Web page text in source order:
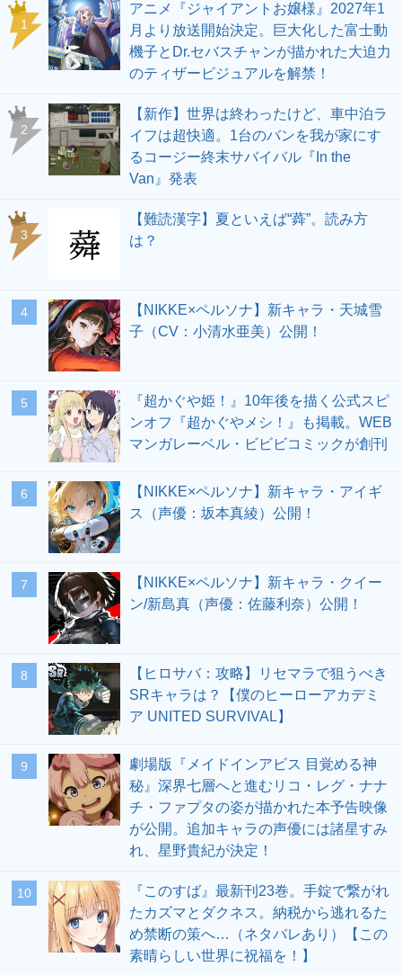
1
アニメ『ジャイアントお嬢様』2027年1
月より放送開始決定。巨大化した富士動
機子とDr.セバスチャンが描かれた大迫力
のティザービジュアルを解禁！
2
【新作】世界は終わったけど、車中泊ラ
イフは超快適。1台のバンを我が家にす
るコージー終末サバイバル『In the
Van』発表
3
【難読漢字】夏といえば“蕣”。読み方
は？
4
【NIKKE×ペルソナ】新キャラ・天城雪
子（CV：小清水亜美）公開！
5
『超かぐや姫！』10年後を描く公式スピ
ンオフ『超かぐやメシ！』も掲載。WEB
マンガレーベル・ビビビコミックが創刊
6
【NIKKE×ペルソナ】新キャラ・アイギ
ス（声優：坂本真綾）公開！
7
【NIKKE×ペルソナ】新キャラ・クイー
ン/新島真（声優：佐藤利奈）公開！
8
【ヒロサバ：攻略】リセマラで狙うべき
SRキャラは？【僕のヒーローアカデミ
ア UNITED SURVIVAL】
9
劇場版『メイドインアビス 目覚める神
秘』深界七層へと進むリコ・レグ・ナナ
チ・ファプタの姿が描かれた本予告映像
が公開。追加キャラの声優には諸星すみ
れ、星野貴紀が決定！
10
『このすば』最新刊23巻。手錠で繋がれ
たカズマとダクネス。納税から逃れるた
め禁断の策へ…（ネタバレあり）【この
素晴らしい世界に祝福を！】